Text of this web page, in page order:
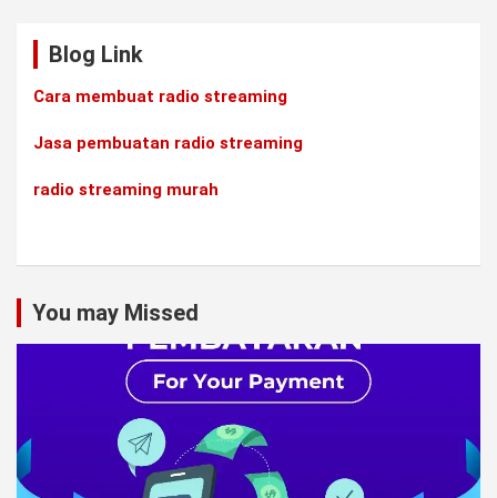
Blog Link
Cara membuat radio streaming
Jasa pembuatan radio streaming
radio streaming murah
You may Missed